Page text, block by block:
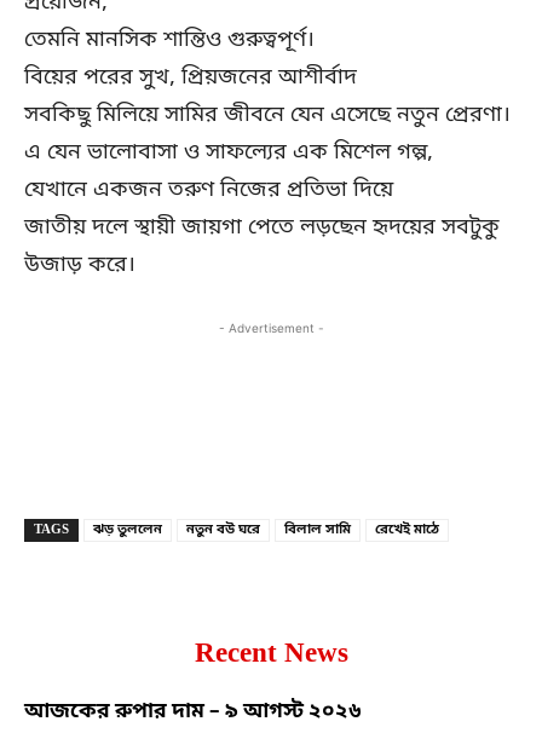
তেমনি মানসিক শান্তিও গুরুত্বপূর্ণ।
বিয়ের পরের সুখ, প্রিয়জনের আশীর্বাদ
সবকিছু মিলিয়ে সামির জীবনে যেন এসেছে নতুন প্রেরণা।
এ যেন ভালোবাসা ও সাফল্যের এক মিশেল গল্প,
যেখানে একজন তরুণ নিজের প্রতিভা দিয়ে
জাতীয় দলে স্থায়ী জায়গা পেতে লড়ছেন হৃদয়ের সবটুকু
উজাড় করে।
- Advertisement -
TAGS ঝড় তুললেন নতুন বউ ঘরে বিলাল সামি রেখেই মাঠে
Recent News
আজকের রুপার দাম – ৯ আগস্ট ২০২৬